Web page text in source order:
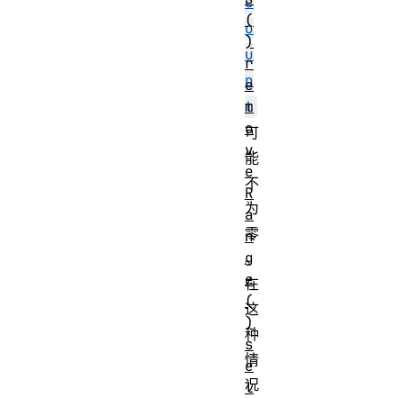
o
u
n
t
可
能
不
为
零
。
在
这
种
情
况
(
)
r
e
m
o
v
e
R
a
n
g
e
(
)
s
e
l